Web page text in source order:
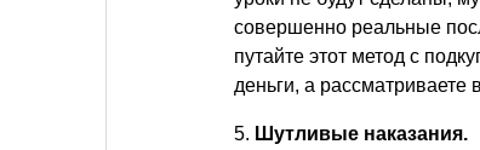
совершенно реальные
путайте этот метод с
деньги, а
5. Шутливые наказания.